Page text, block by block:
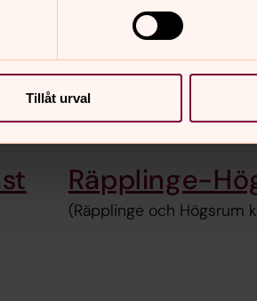
Tillåt urval
församling
och Köpings kyrkor)
Räpplinge-
(Räpplinge och Högsrum